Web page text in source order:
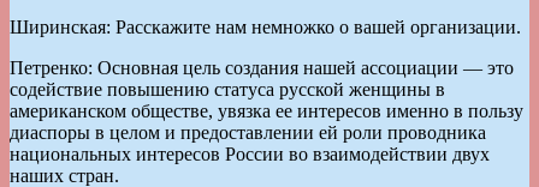
Ширинская: Расскажите нам немножко о вашей организации.
Петренко: Основная цель создания нашей ассоциации — это
содействие повышению статуса русской женщины в
американском обществе, увязка ее интересов именно в пользу
диаспоры в целом и предоставлении ей роли проводника
национальных интересов России во взаимодействии двух
наших стран.